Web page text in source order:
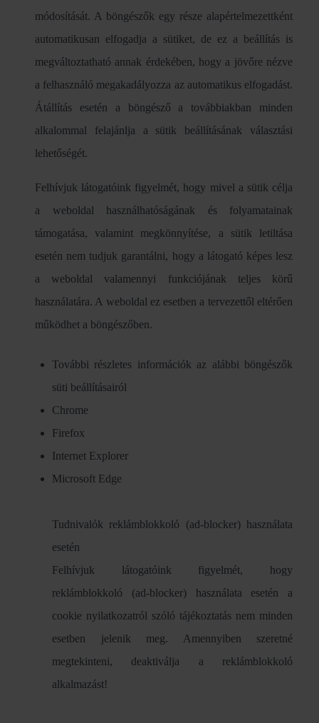
módosítását. A böngészők egy része alapértelmezettként
automatikusan elfogadja a sütiket, de ez a beállítás is
megváltoztatható annak érdekében, hogy a jövőre nézve
a felhasználó megakadályozza az automatikus elfogadást.
Átállítás esetén a böngésző a továbbiakban minden
alkalommal felajánlja a sütik beállításának választási
lehetőségét.
Felhívjuk látogatóink figyelmét, hogy mivel a sütik célja
a weboldal használhatóságának és folyamatainak
támogatása, valamint megkönnyítése, a sütik letiltása
esetén nem tudjuk garantálni, hogy a látogató képes lesz
a weboldal valamennyi funkciójának teljes körű
használatára. A weboldal ez esetben a tervezettől eltérően
működhet a böngészőben.
További részletes információk az alábbi böngészők
süti beállításairól
Chrome
Firefox
Internet Explorer
Microsoft Edge
Tudnivalók reklámblokkoló (ad-blocker) használata
esetén
Felhívjuk látogatóink figyelmét, hogy
reklámblokkoló (ad-blocker) használata esetén a
cookie nyilatkozatról szóló tájékoztatás nem minden
esetben jelenik meg. Amennyiben szeretné
megtekinteni, deaktiválja a reklámblokkoló
alkalmazást!